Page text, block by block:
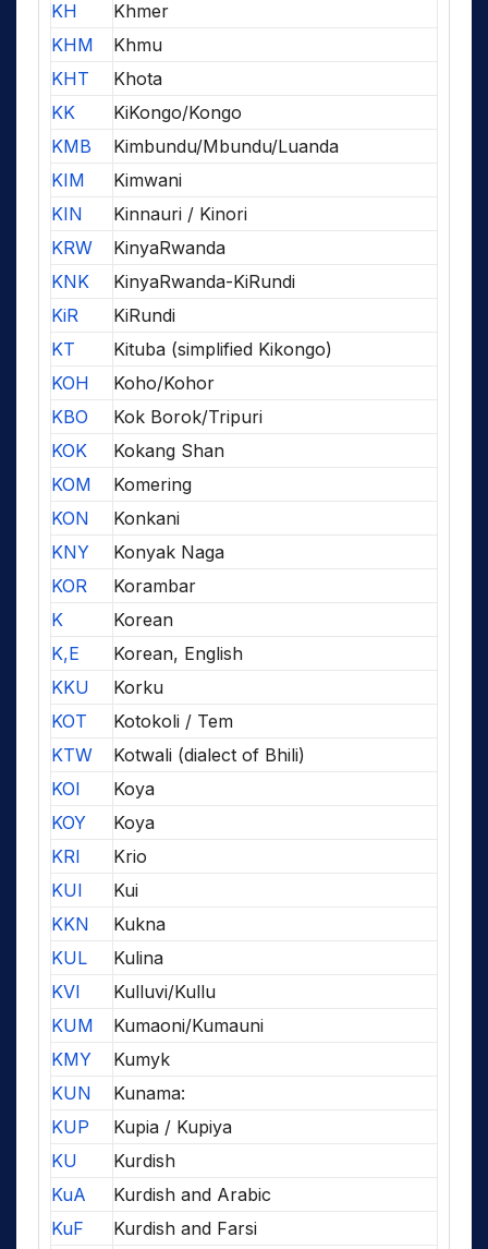
KH
Khmer
KHM
Khmu
KHT
Khota
KK
KiKongo/Kongo
KMB
Kimbundu/Mbundu/Luanda
KIM
Kimwani
KIN
Kinnauri / Kinori
KRW
KinyaRwanda
KNK
KinyaRwanda-KiRundi
KiR
KiRundi
KT
Kituba (simplified Kikongo)
KOH
Koho/Kohor
KBO
Kok Borok/Tripuri
KOK
Kokang Shan
KOM
Komering
KON
Konkani
KNY
Konyak Naga
KOR
Korambar
K
Korean
K,E
Korean, English
KKU
Korku
KOT
Kotokoli / Tem
KTW
Kotwali (dialect of Bhili)
KOI
Koya
KOY
Koya
KRI
Krio
KUI
Kui
KKN
Kukna
KUL
Kulina
KVI
Kulluvi/Kullu
KUM
Kumaoni/Kumauni
KMY
Kumyk
KUN
Kunama:
KUP
Kupia / Kupiya
KU
Kurdish
KuA
Kurdish and Arabic
KuF
Kurdish and Farsi